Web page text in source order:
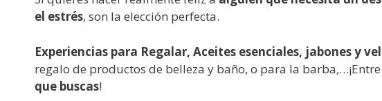
el estrés, son la elección perfecta.
Experiencias para Regalar, Aceites esenciales, jabones y
regalo de productos de belleza y baño, o para la
que buscas!